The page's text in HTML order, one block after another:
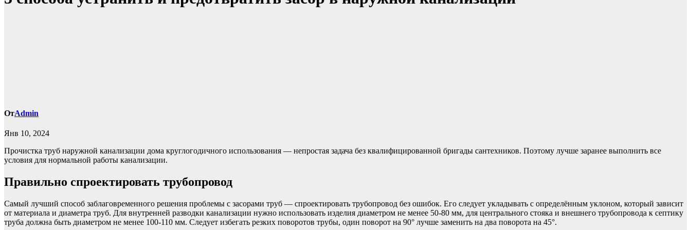
ОтAdmin
Янв 10, 2024
Прочистка труб наружной канализации дома круглогодичного использования — непростая задача без квалифицированной бригады сантехников. Поэтому лучше заранее выполнить все
условия для нормальной работы канализации.
Правильно спроектировать трубопровод
Самый лучший способ заблаговременного решения проблемы с засорами труб — спроектировать трубопровод без ошибок. Его следует укладывать с определённым уклоном, который зависит
от материала и диаметра труб. Для внутренней разводки канализации нужно использовать изделия диаметром не менее 50-80 мм, для центрального стояка и внешнего трубопровода к септику
труба должна быть диаметром не менее 100-110 мм. Следует избегать резких поворотов трубы, один поворот на 90° лучше заменить на два поворота на 45°.